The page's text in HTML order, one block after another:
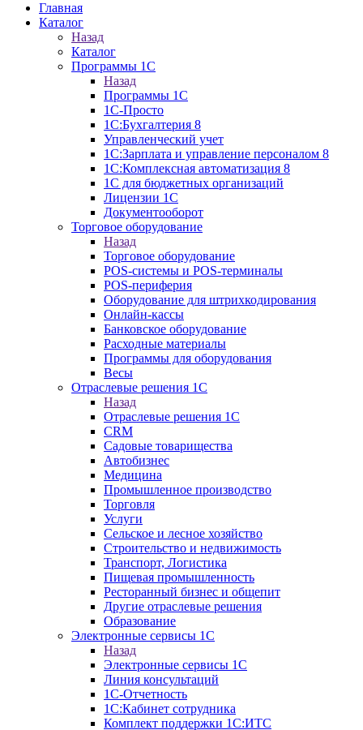
Главная
Каталог
Назад
Каталог
Программы 1С
Назад
Программы 1С
1С-Просто
1С:Бухгалтерия 8
Управленческий учет
1С:Зарплата и управление персоналом 8
1C:Комплексная автоматизация 8
1С для бюджетных организаций
Лицензии 1С
Документооборот
Торговое оборудование
Назад
Торговое оборудование
POS-системы и POS-терминалы
POS-периферия
Оборудование для штрихкодирования
Онлайн-кассы
Банковское оборудование
Расходные материалы
Программы для оборудования
Весы
Отраслевые решения 1С
Назад
Отраслевые решения 1С
CRM
Садовые товарищества
Автобизнес
Медицина
Промышленное производство
Торговля
Услуги
Сельское и лесное хозяйство
Строительство и недвижимость
Транспорт, Логистика
Пищевая промышленность
Ресторанный бизнес и общепит
Другие отраслевые решения
Образование
Электронные сервисы 1С
Назад
Электронные сервисы 1С
Линия консультаций
1С-Отчетность
1С:Кабинет сотрудника
Комплект поддержки 1С:ИТС